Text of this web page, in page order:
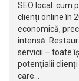
SEO local: cum
clienți online în
economică,
intensă.
servicii – toate
potențialii clienți
care…